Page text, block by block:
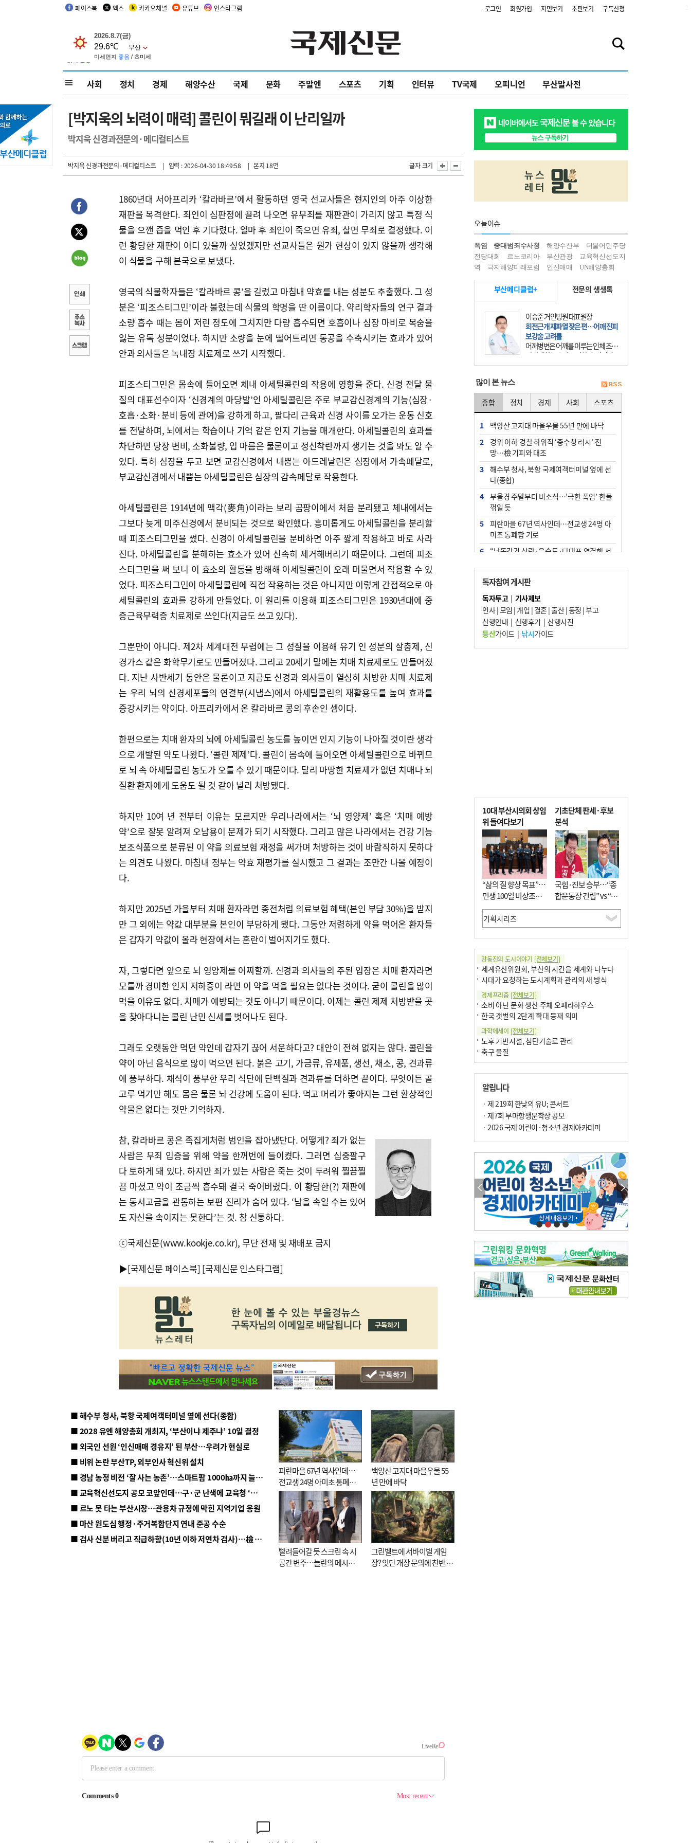
페이스북 엑스 카카오채널 유튜브 인스타그램 로그인 회원가입 지면보기 초판보기 구독신청
사회 정치 경제 해양수산 국제 문화 주말엔 스포츠 기획 인터뷰 TV국제 오피니언 부산말사전
[박지욱의 뇌력이 매력] 콜린이 뭐길래 이 난리일까
박지욱 신경과전문의·메디컬티스트
박지욱 신경과전문의·메디컬티스트 | 입력 : 2026-04-30 18:49:58 | 본지 18면 글자 크기
1860년대 서아프리카 ‘칼라바르’에서 활동하던 영국 선교사들은 현지인의 아주 이상한
재판을 목격한다. 죄인이 심판정에 끌려 나오면 유무죄를 재판관이 가리지 않고 특정 식
물을 으깬 즙을 먹인 후 기다렸다. 얼마 후 죄인이 죽으면 유죄, 살면 무죄로 결정했다. 이
런 황당한 재판이 어디 있을까 싶었겠지만 선교사들은 뭔가 현상이 있지 않을까 생각해
이 식물을 구해 본국으로 보냈다.
영국의 식물학자들은 ‘칼라바르 콩’을 길렀고 마침내 약효를 내는 성분도 추출했다. 그 성
분은 ‘피조스티그민’이라 불렸는데 식물의 학명을 딴 이름이다. 약리학자들의 연구 결과
소량 흡수 때는 몸이 저린 정도에 그치지만 다량 흡수되면 호흡이나 심장 마비로 목숨을
잃는 유독 성분이었다. 하지만 소량을 눈에 떨어트리면 동공을 수축시키는 효과가 있어
안과 의사들은 녹내장 치료제로 쓰기 시작했다.
피조스티그민은 몸속에 들어오면 체내 아세틸콜린의 작용에 영향을 준다. 신경 전달 물
질의 대표선수이자 ‘신경계의 마당발’인 아세틸콜린은 주로 부교감신경계의 기능(심장·
호흡·소화·분비 등에 관여)을 강하게 하고, 팔다리 근육과 신경 사이를 오가는 운동 신호
를 전달하며, 뇌에서는 학습이나 기억 같은 인지 기능을 매개한다. 아세틸콜린의 효과를
차단하면 당장 변비, 소화불량, 입 마름은 물론이고 정신착란까지 생기는 것을 봐도 알 수
있다. 특히 심장을 두고 보면 교감신경에서 내뿜는 아드레날린은 심장에서 가속페달로,
부교감신경에서 내뿜는 아세틸콜린은 심장의 감속페달로 작용한다.
아세틸콜린은 1914년에 맥각(麥角)이라는 보리 곰팡이에서 처음 분리됐고 체내에서는
그보다 늦게 미주신경에서 분비되는 것으로 확인했다. 흥미롭게도 아세틸콜린을 분리할
때 피조스티그민을 썼다. 신경이 아세틸콜린을 분비하면 아주 짧게 작용하고 바로 사라
진다. 아세틸콜린을 분해하는 효소가 있어 신속히 제거해버리기 때문이다. 그런데 피조
스티그민을 써 보니 이 효소의 활동을 방해해 아세틸콜린이 오래 머물면서 작용할 수 있
었다. 피조스티그민이 아세틸콜린에 직접 작용하는 것은 아니지만 이렇게 간접적으로 아
세틸콜린의 효과를 강하게 만들었다. 이 원리를 이용해 피조스티그민은 1930년대에 중
증근육무력증 치료제로 쓰인다(지금도 쓰고 있다).
그뿐만이 아니다. 제2차 세계대전 무렵에는 그 성질을 이용해 유기 인 성분의 살충제, 신
경가스 같은 화학무기로도 만들어졌다. 그리고 20세기 말에는 치매 치료제로도 만들어졌
다. 지난 사반세기 동안은 물론이고 지금도 신경과 의사들이 열심히 처방한 치매 치료제
는 우리 뇌의 신경세포들의 연결부(시냅스)에서 아세틸콜린의 재활용도를 높여 효과를
증강시키는 약이다. 아프리카에서 온 칼라바르 콩의 후손인 셈이다.
한편으로는 치매 환자의 뇌에 아세틸콜린 농도를 높이면 인지 기능이 나아질 것이란 생각
으로 개발된 약도 나왔다. ‘콜린 제제’다. 콜린이 몸속에 들어오면 아세틸콜린으로 바뀌므
로 뇌 속 아세틸콜린 농도가 오를 수 있기 때문이다. 달리 마땅한 치료제가 없던 치매나 뇌
질환 환자에게 도움도 될 것 같아 널리 처방됐다.
하지만 10여 년 전부터 이유는 모르지만 우리나라에서는 ‘뇌 영양제’ 혹은 ‘치매 예방
약’으로 잘못 알려져 오남용이 문제가 되기 시작했다. 그리고 많은 나라에서는 건강 기능
보조식품으로 분류된 이 약을 의료보험 재정을 써가며 처방하는 것이 바람직하지 못하다
는 의견도 나왔다. 마침내 정부는 약효 재평가를 실시했고 그 결과는 조만간 나올 예정이
다.
하지만 2025년 가을부터 치매 환자라면 종전처럼 의료보험 혜택(본인 부담 30%)을 받지
만 그 외에는 약값 대부분을 본인이 부담하게 됐다. 그동안 저렴하게 약을 먹어온 환자들
은 갑자기 약값이 올라 현장에서는 혼란이 벌어지기도 했다.
자, 그렇다면 앞으로 뇌 영양제를 어찌할까. 신경과 의사들의 주된 입장은 치매 환자라면
모를까 경미한 인지 저하증이 라면 이 약을 먹을 필요는 없다는 것이다. 굳이 콜린을 많이
먹을 이유도 없다. 치매가 예방되는 것도 아니기 때문이다. 이제는 콜린 제제 처방받을 곳
을 찾아다니는 콜린 난민 신세를 벗어나도 된다.
그래도 오랫동안 먹던 약인데 갑자기 끊어 서운하다고? 대안이 전혀 없지는 않다. 콜린을
약이 아닌 음식으로 많이 먹으면 된다. 붉은 고기, 가금류, 유제품, 생선, 채소, 콩, 견과류
에 풍부하다. 채식이 풍부한 우리 식단에 단백질과 견과류를 더하면 끝이다. 무엇이든 골
고루 먹기만 해도 몸은 물론 뇌 건강에 도움이 된다. 먹고 머리가 좋아지는 그런 환상적인
약물은 없다는 것만 기억하자.
참, 칼라바르 콩은 족집게처럼 범인을 잡아냈단다. 어떻게? 죄가 없는
사람은 무죄 입증을 위해 약을 한꺼번에 들이켰다. 그러면 십중팔구
다 토하게 돼 있다. 하지만 죄가 있는 사람은 죽는 것이 두려워 찔끔찔
끔 마셨고 약이 조금씩 흡수돼 결국 죽어버렸다. 이 황당한(?) 재판에
는 동서고금을 관통하는 보편 진리가 숨어 있다. ‘남을 속일 수는 있어
도 자신을 속이지는 못한다’는 것. 참 신통하다.
ⓒ국제신문(www.kookje.co.kr), 무단 전재 및 재배포 금지
▶[국제신문 페이스북] [국제신문 인스타그램]
■ 해수부 청사, 북항 국제여객터미널 옆에 선다(종합)
■ 2028 유엔 해양총회 개최지, ‘부산이냐 제주냐’ 10일 결정
■ 외국인 선원 ‘인신매매 경유지’ 된 부산…우려가 현실로
■ 비위 논란 부산TP, 외부인사 혁신위 설치
■ 경남 농정 비전 ‘잘 사는 농촌’…스마트팜 1000㏊까지 늘린다
■ 교육혁신선도지 공모 코앞인데…구·군 난색에 교육청 ‘쩔쩔’
■ 르노 못 타는 부산시장…관용차 규정에 막힌 지역기업 응원
■ 마산 원도심 행정·주거복합단지 연내 준공 수순
■ 검사 신분 버리고 직급하향(10년 이하 저연차 검사)…檢 중수청행 기피
피란마을 67년 역사인데…
전교생 24명 아미초 통폐합
기로
백양산 고지대 마을우물 55
년 만에 바닥
빨려들어갈 듯 스크린 속 시
공간 변주…놀란의 메시지
그린벨트에 서바이벌 게임
장? 잇단 개장 문의에 찬반 논
오늘이슈
폭염 중대범죄수사청 해양수산부
더불어민주당
전당대회
르노코리아 부산관광
교육혁신선도지
역
극지해양미래포럼 인신매매 UN해양총회
부산메디클럽+ 전문의 생생톡
이승준 거인병원 대표원장
회전근개 재파열 잦은 편…어깨 진피
보강술 고려를
어깨병변은 어깨를 이루는 인체 조직
에 발생하는 손상을 말한다. 여기에
는 오십견과 회전근개 증후군, 어깨
많이 본 뉴스
종합 정치 경제 사회 스포츠
1
백양산 고지대 마을우물 55년 만에 바닥
2
경위 이하 경찰 하위직 ‘중수청 러시’ 전
망…檢 기피와 대조
3
해수부 청사, 북항 국제여객터미널 옆에 선
다(종합)
4
부울경 주말부터 비소식…‘극한 폭염’ 한풀
꺾일 듯
5
피란마을 67년 역사인데…전교생 24명 아
미초 통폐합 기로
6
“낙동강권 삼락·을숙도·다대포 연결해 서
7
오늘의 날씨- 2026년 8월 7일
8
외국인 선원 ‘인신매매 경유지’ 된 부산…
우려가 현실로
9
[사설] 해수부 신청사 북항으로 확정, 해양
수도 도약의 전환점
10 르노 못 타는 부산시장…관용차 규정에 막
독자참여 게시판
독자투고| 기사제보
인사|모임 | 개업 | 결혼|출산|동정 |부고
산행안내 | 산행후기 | 산행사진
등산가이드| 낚시가이드
10대 부산시의회 상임
위 들여다보기
“삶의 질 향상 목표”…
민생 100일 비상조치
면밀 심사
기초단체 판세·후보
분석
국힘·진보 승부…“종
합운동장 건립” vs “출
근 공공버스 도입”
강동진의 도시이야기 [전체보기]
세계유산위원회, 부산의 시간을 세계와 나누다
시대가 요청하는 도시계획과 관리의 새 방식
경제프리즘 [전체보기]
소비 아닌 문화 생산 주체 오페라하우스
한국 갯벌의 2단계 확대 등재 의미
과학에세이 [전체보기]
노후 기반시설, 첨단기술로 관리
축구 물질
부정선거
선관위와 尹의 ‘0점 답안’
기고[전체보기]
환자의 희망, 헌혈의 힘
대학과 지역 ‘연결’이 지역혁신이다
엘리트 자평해온 市 공무원…생중계 회의서 능력 입증을
김준희의 클래식 인사이트[전체보기]
여름날의 애상, 왈츠
빛나는 꿈의 계절, 4월의 노래
김지윤의 우리음악 이야기[전체보기]
세종시대 음악이 전해진 이유
영산회상, 불교음악에서 풍류음악으로
뉴스와 현장[전체보기]
‘800조 투자’ 희비 가른 재생에너지
뜨거워지는 바다, 북쪽으로 열리는 항로
데스크시각[전체보기]
물은 행정구역 경계를 따라 흐르지 않는다
알립니다
· 제 219회 한낮의 유U; 콘서트
· 제7회 부마항쟁문학상 공모
· 2026 국제 어린이·청소년 경제아카데미